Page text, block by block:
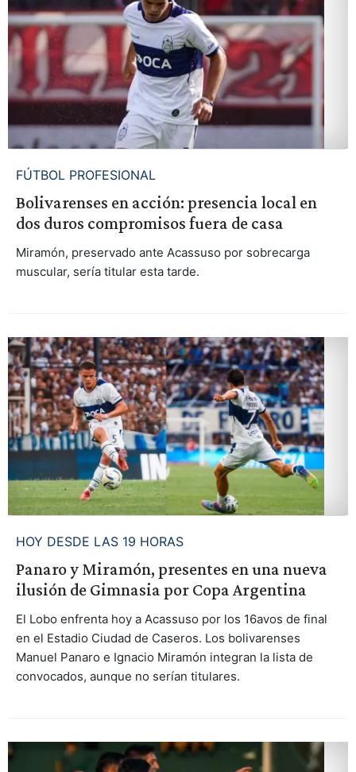
FÚTBOL PROFESIONAL
Bolivarenses en acción: presencia local en
dos duros compromisos fuera de casa
Miramón, preservado ante Acassuso por sobrecarga
muscular, sería titular esta tarde.
HOY DESDE LAS 19 HORAS
Panaro y Miramón, presentes en una nueva
ilusión de Gimnasia por Copa Argentina
El Lobo enfrenta hoy a Acassuso por los 16avos de final
en el Estadio Ciudad de Caseros. Los bolivarenses
Manuel Panaro e Ignacio Miramón integran la lista de
convocados, aunque no serían titulares.